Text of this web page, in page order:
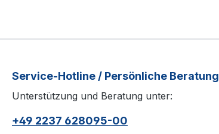
Service-Hotline / Persönliche Beratung
Unterstützung und Beratung unter:
+49 2237 628095-00